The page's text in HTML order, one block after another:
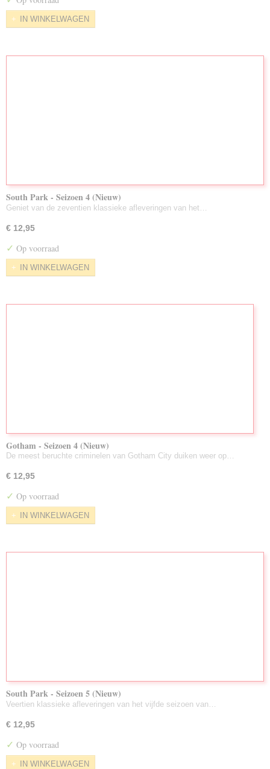
IN WINKELWAGEN
South Park - Seizoen 4 (Nieuw)
Geniet van de zeventien klassieke afleveringen van het…
€ 12,95
✓ Op voorraad
IN WINKELWAGEN
Gotham - Seizoen 4 (Nieuw)
De meest beruchte criminelen van Gotham City duiken weer op…
€ 12,95
✓ Op voorraad
IN WINKELWAGEN
South Park - Seizoen 5 (Nieuw)
Veertien klassieke afleveringen van het vijfde seizoen van…
€ 12,95
✓ Op voorraad
IN WINKELWAGEN